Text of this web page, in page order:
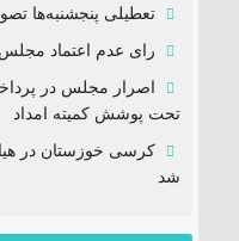
تعطیلی پنجشنبه‌ها
رای عدم اعتماد مجلس
اصرار مجلس در
تحت پوشش کمیته امداد
کرسی خوزستان در
شد